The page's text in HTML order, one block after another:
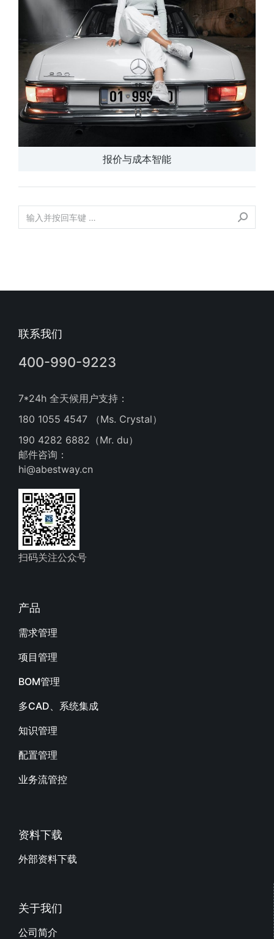
报价与成本智能
联系我们
400-990-9223
7*24h 全天候用户支持：
180 1055 4547 （Ms. Crystal）
190 4282 6882（Mr. du）
邮件咨询：
hi@abestway.cn
扫码关注公众号
产品
需求管理
项目管理
BOM管理
多CAD、系统集成
知识管理
配置管理
业务流管控
资料下载
外部资料下载
关于我们
公司简介